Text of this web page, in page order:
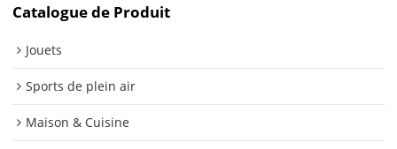
Catalogue de Produit
Jouets
Sports de plein air
Maison & Cuisine